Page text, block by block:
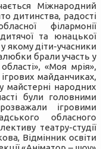
Міжнародний
дитинства, радості
філармонії
та юнацької
якому діти-учасники
брали участь у
«Моя мрія»,
майданчиках,
майстерні народних
були головними
ігровими
обласного
театру-студії
Відмінник освіти